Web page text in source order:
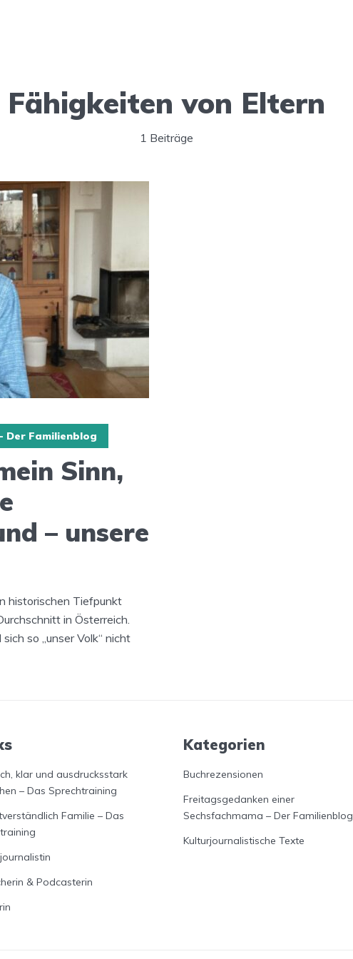
Fähigkeiten von Eltern
1 Beiträge
Der Familienblog
Sinn,
– unsere
historischen Tiefpunkt
in Österreich.
so „unser Volk“ nicht
klar und ausdrucksstark
– Das Sprechtraining
Familie – Das
& Podcasterin
Kategorien
Buchrezensionen
Freitagsgedanken einer
Sechsfachmama – Der Familienblog
Kulturjournalistische Texte